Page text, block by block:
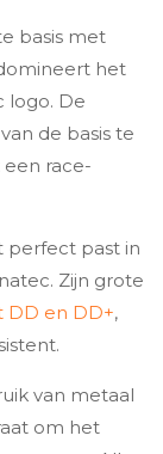
basis met
het
logo. De
de basis te
race-
perfect past in
Zijn grote
DD en DD+,
van metaal
om het